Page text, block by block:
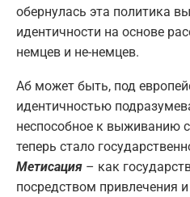
обернулась эта политика
идентичности на основе
немцев и не-немцев.
Аб может быть, под
идентичностью
неспособное к выживанию
теперь стало
Метисация – как
посредством привлечения